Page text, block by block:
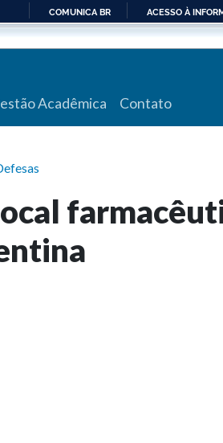
PARA
COMUNICA BR ACESSO À
Acadêmica Contato